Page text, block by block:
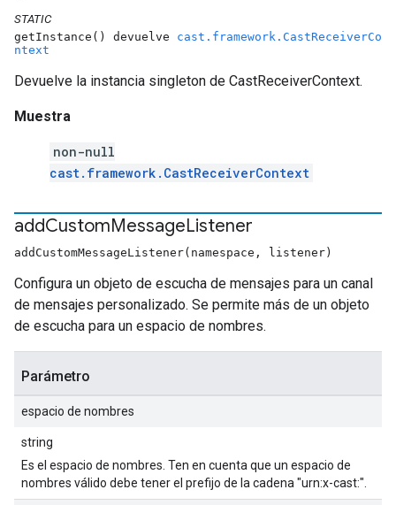
STATIC
getInstance() devuelve cast.framework.CastReceiverCo
ntext
Devuelve la instancia singleton de CastReceiverContext.
Muestra
non-null
cast.framework.CastReceiverContext
addCustomMessageListener
addCustomMessageListener(namespace, listener)
Configura un objeto de escucha de mensajes para un canal
de mensajes personalizado. Se permite más de un objeto
de escucha para un espacio de nombres.
Parámetro
espacio de nombres
string
Es el espacio de nombres. Ten en cuenta que un espacio de
nombres válido debe tener el prefijo de la cadena "urn:x-cast:".